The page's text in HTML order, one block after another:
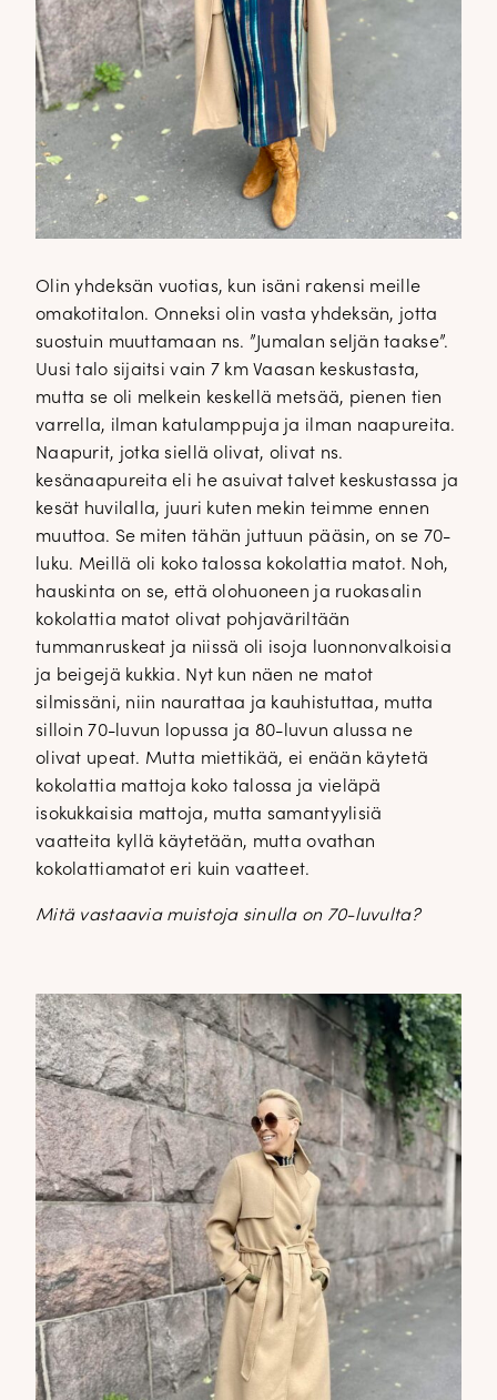
Olin yhdeksän vuotias, kun isäni rakensi meille
omakotitalon. Onneksi olin vasta yhdeksän, jotta
suostuin muuttamaan ns. ”Jumalan seljän taakse”.
Uusi talo sijaitsi vain 7 km Vaasan keskustasta,
mutta se oli melkein keskellä metsää, pienen tien
varrella, ilman katulamppuja ja ilman naapureita.
Naapurit, jotka siellä olivat, olivat ns.
kesänaapureita eli he asuivat talvet keskustassa ja
kesät huvilalla, juuri kuten mekin teimme ennen
muuttoa. Se miten tähän juttuun pääsin, on se 70-
luku. Meillä oli koko talossa kokolattia matot. Noh,
hauskinta on se, että olohuoneen ja ruokasalin
kokolattia matot olivat pohjaväriltään
tummanruskeat ja niissä oli isoja luonnonvalkoisia
ja beigejä kukkia. Nyt kun näen ne matot
silmissäni, niin naurattaa ja kauhistuttaa, mutta
silloin 70-luvun lopussa ja 80-luvun alussa ne
olivat upeat. Mutta miettikää, ei enään käytetä
kokolattia mattoja koko talossa ja vieläpä
isokukkaisia mattoja, mutta samantyylisiä
vaatteita kyllä käytetään, mutta ovathan
kokolattiamatot eri kuin vaatteet.
Mitä vastaavia muistoja sinulla on 70-luvulta?